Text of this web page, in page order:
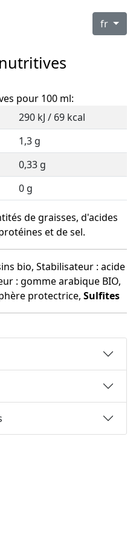
fr
pour 100 ml:
290 kJ / 69 kcal
1,3 g
0,33 g
0 g
de graisses, d'acides
et de sel.
bio, Stabilisateur : acide
: gomme arabique BIO,
protectrice, Sulfites